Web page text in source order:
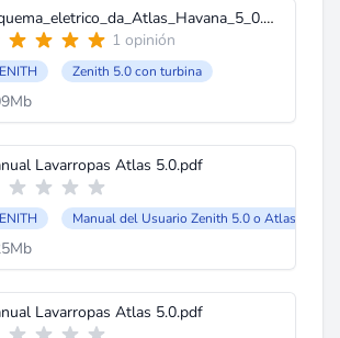
Esquema_eletrico_da_Atlas_Havana_5_0.pdf
1 opinión
Zenith 5.0 con turbina
Lavarropas Atlas 5.0.pdf
Manual del Usuario Zenith 5.0 o Atlas
Lavarropas Atlas 5.0.pdf